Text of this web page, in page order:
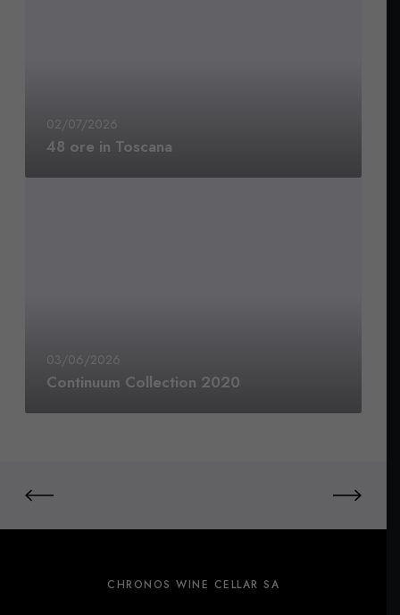
02/07/2026
48 ore in Toscana
03/06/2026
Continuum Collection 2020
CHRONOS WINE CELLAR SA